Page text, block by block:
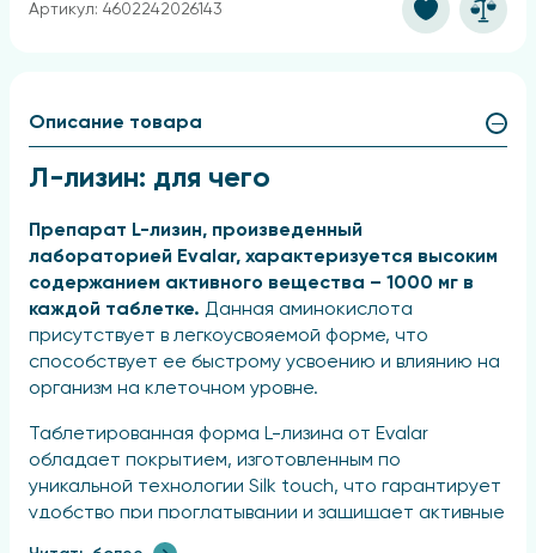
Артикул: 4602242026143
Описание товара
Л-лизин: для чего
Препарат L-лизин, произведенный
лабораторией Evalar, характеризуется высоким
содержанием активного вещества – 1000 мг в
каждой таблетке. Данная аминокислота
присутствует в легкоусвояемой форме, что
способствует ее быстрому усвоению и влиянию на
организм на клеточном уровне.
Таблетированная форма L-лизина от Evalar
обладает покрытием, изготовленным по
уникальной технологии Silk touch, что гарантирует
удобство при проглатывании и защищает активные
компоненты от вредных внешних факторов. Эта